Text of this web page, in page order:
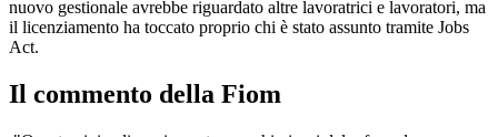
nuovo gestionale avrebbe riguardato altre lavoratrici e lavoratori, ma
il licenziamento ha toccato proprio chi è stato assunto tramite Jobs
Act.
Il commento della Fiom